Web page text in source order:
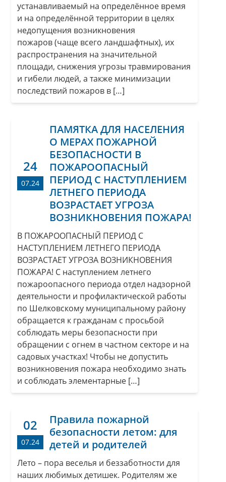
устанавливаемый на определённое время
и на определённой территории в целях
недопущения возникновения
пожаров (чаще всего ландшафтных), их
распространения на значительной
площади, снижения угрозы травмирования
и гибели людей, а также минимизации
последствий пожаров в […]
24
07.24
ПАМЯТКА ДЛЯ НАСЕЛЕНИЯ
О МЕРАХ ПОЖАРНОЙ
БЕЗОПАСНОСТИ В
ПОЖАРООПАСНЫЙ
ПЕРИОД С НАСТУПЛЕНИЕМ
ЛЕТНЕГО ПЕРИОДА
ВОЗРАСТАЕТ УГРОЗА
ВОЗНИКНОВЕНИЯ ПОЖАРА!
В ПОЖАРООПАСНЫЙ ПЕРИОД С
НАСТУПЛЕНИЕМ ЛЕТНЕГО ПЕРИОДА
ВОЗРАСТАЕТ УГРОЗА ВОЗНИКНОВЕНИЯ
ПОЖАРА! С наступлением летнего
пожароопасного периода отдел надзорной
деятельности и профилактической работы
по Шелковскому муниципальному району
обращается к гражданам с просьбой
соблюдать меры безопасности при
обращении с огнем в частном секторе и на
садовых участках! Чтобы не допустить
возникновения пожара необходимо знать
и соблюдать элементарные […]
02
07.24
Правила пожарной
безопасности летом: для
детей и родителей
Лето – пора веселья и беззаботности для
наших любимых детишек. Родителям же